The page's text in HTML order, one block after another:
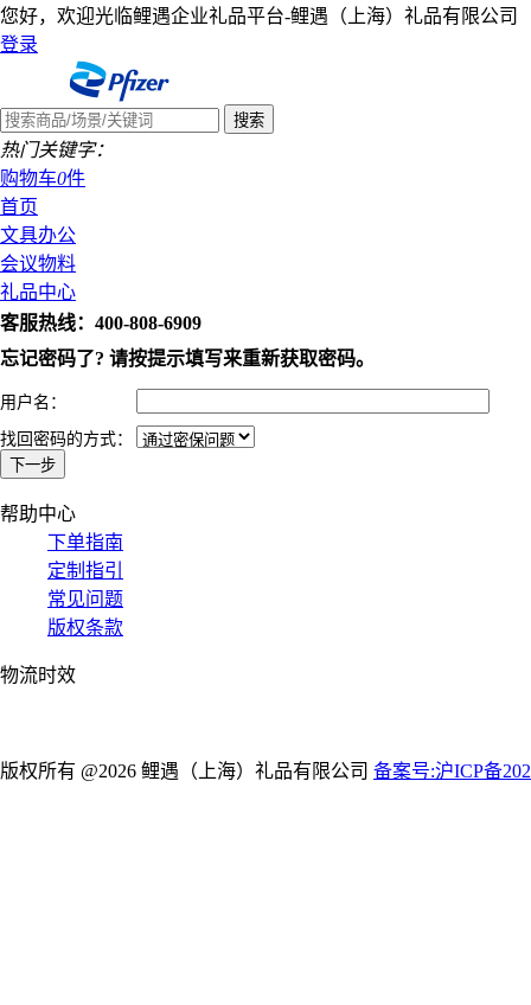
您好，欢迎光临鲤遇企业礼品平台-鲤遇（上海）礼品有限公司
登录
热门关键字：
购物车0件
首页
文具办公
会议物料
礼品中心
客服热线：400-808-6909
忘记密码了? 请按提示填写来重新获取密码。
用户名：
找回密码的方式：
帮助中心
下单指南
定制指引
常见问题
版权条款
物流时效
版权所有 @2026 鲤遇（上海）礼品有限公司 备案号:沪ICP备